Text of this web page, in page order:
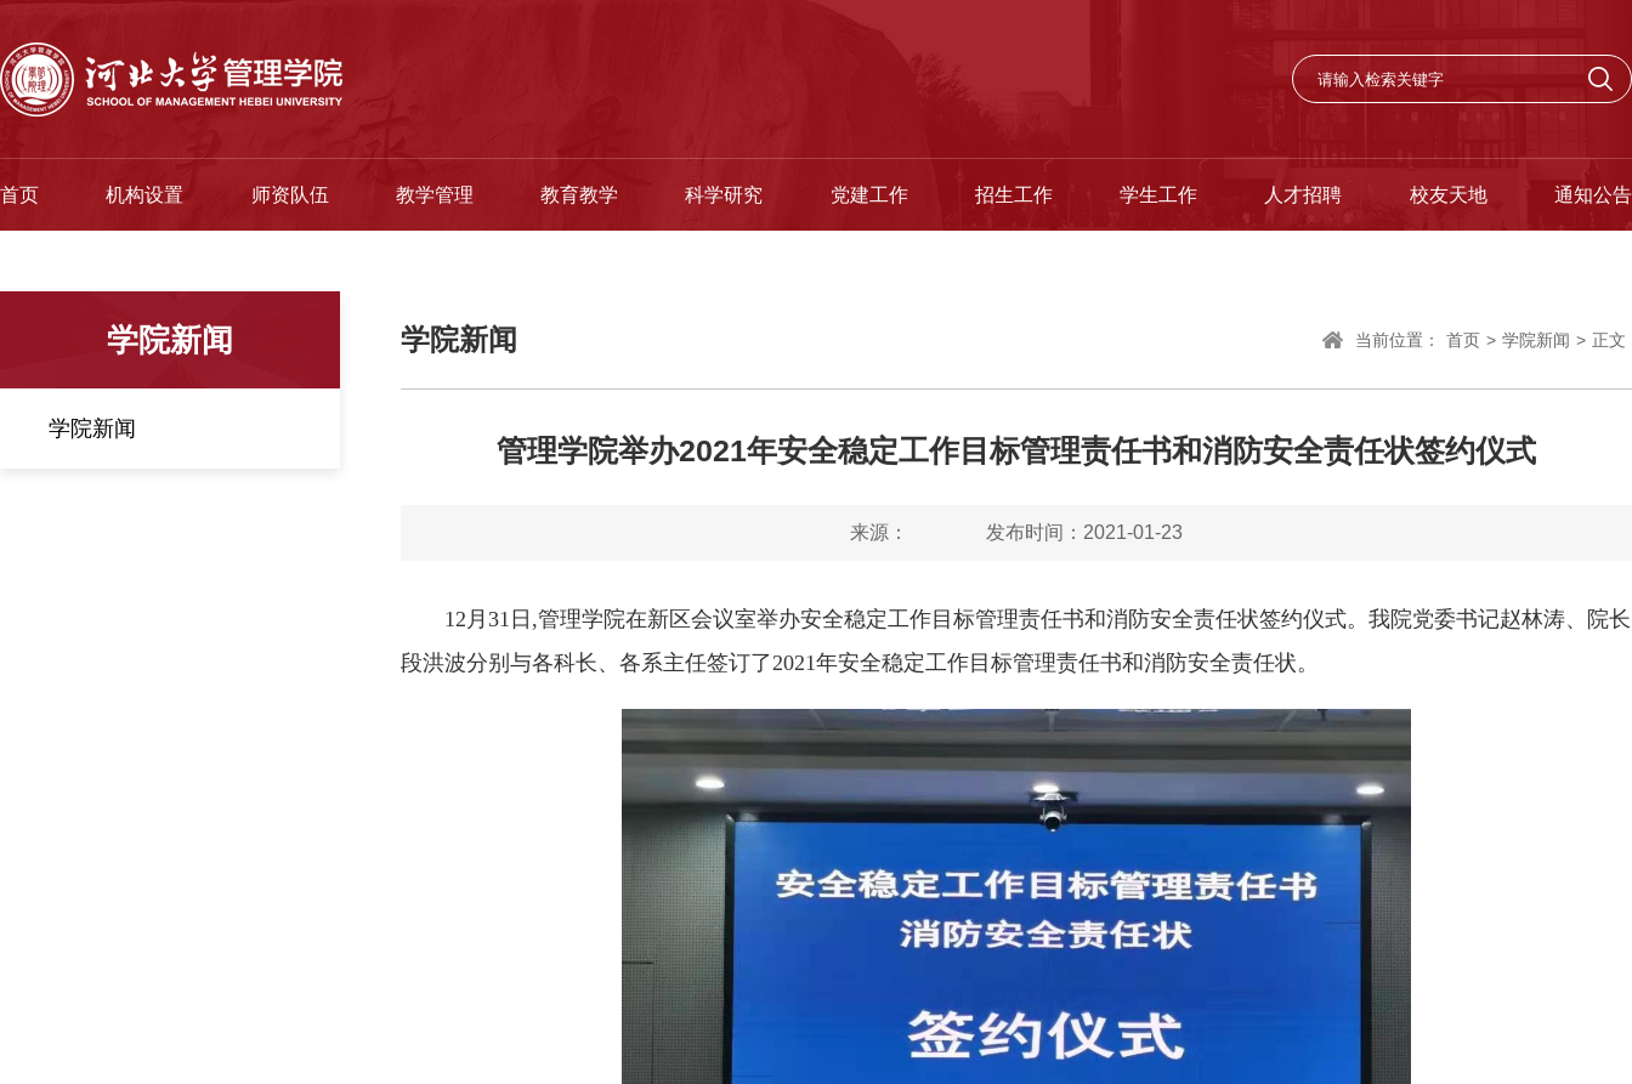
首页 机构设置 师资队伍 教学管理 教育教学 科学研究 党建工作 招生工作 学生工作 人才招聘 校友天地 通知公告
学院新闻
学院新闻
学院新闻 当前位置： 首页 > 学院新闻 > 正文
管理学院举办2021年安全稳定工作目标管理责任书和消防安全责任状签约仪式
来源： 发布时间：2021-01-23
12月31日,管理学院在新区会议室举办安全稳定工作目标管理责任书和消防安全责任状签约仪式。我院党委书记赵林涛、院长
段洪波分别与各科长、各系主任签订了2021年安全稳定工作目标管理责任书和消防安全责任状。